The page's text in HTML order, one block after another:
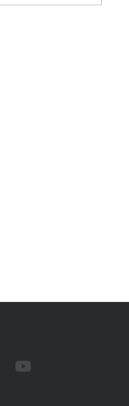
WhatsApp